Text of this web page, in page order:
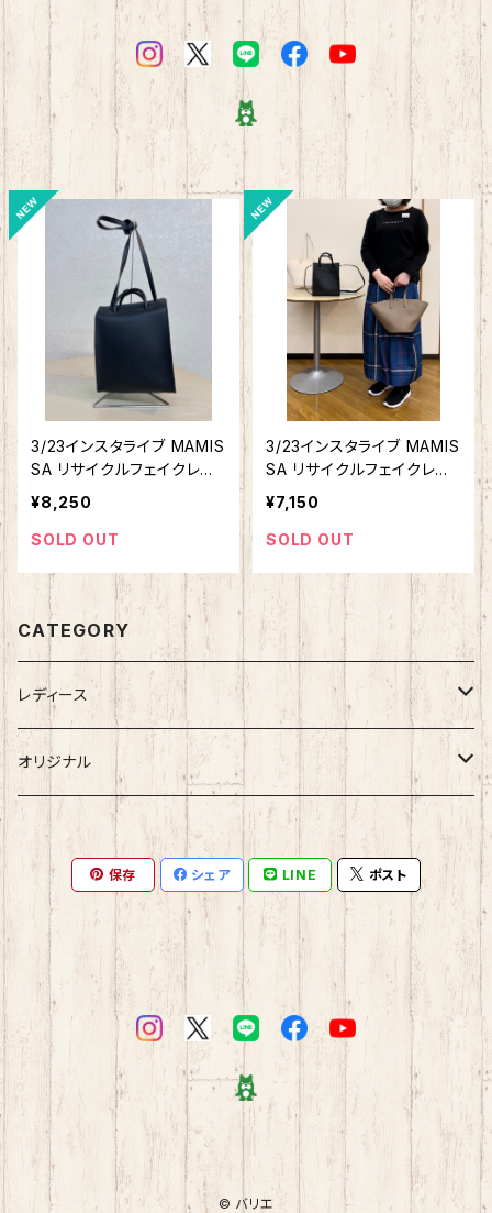
3/23インスタライブ MAMIS
SA リサイクルフェイクレザ
ーショルダーバッグ 1626-5
488
¥8,250
SOLD OUT
3/23インスタライブ MAMIS
SA リサイクルフェイクレザ
ーハンドバッグ（小） 1626-5
489
¥7,150
SOLD OUT
CATEGORY
レディース
アパレル
パンツ
ベスト
カットソー
ジャケット
ブルゾン
コート
スウェット
シューズ
ショートブーツ
パンプス
ミュール
フラットシューズ
バッグ
ショルダーバッグ
トートバッグ
ハンドバッグ
小物その他
オリジナル
にーみんＴシャツ
にーみんタオル
保存 シェア LINE ポスト
© バリエ